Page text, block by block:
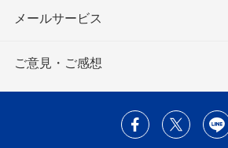
メールサービス
ご意見・ご感想